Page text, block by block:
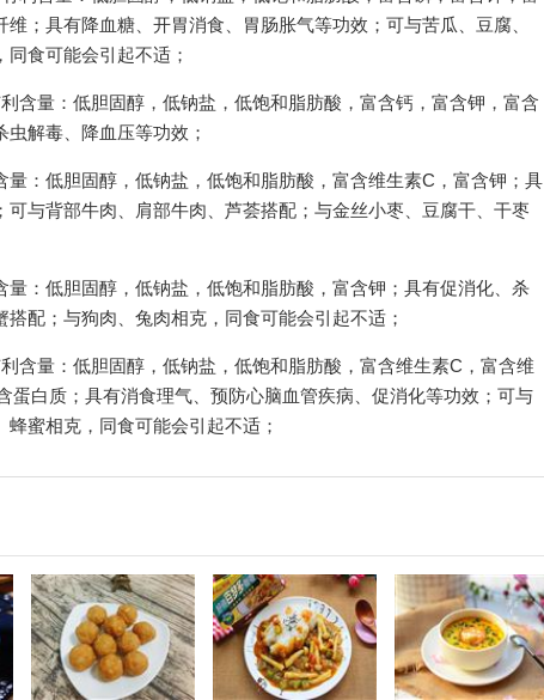
；具有降血糖、开胃消食、胃肠胀气等功效；可与苦瓜、豆腐、
食可能会引起不适；
含量：低胆固醇，低钠盐，低饱和脂肪酸，富含钙，富含钾，富含
解毒、降血压等功效；
量：低胆固醇，低钠盐，低饱和脂肪酸，富含维生素C，富含钾；具
与背部牛肉、肩部牛肉、芦荟搭配；与金丝小枣、豆腐干、干枣
量：低胆固醇，低钠盐，低饱和脂肪酸，富含钾；具有促消化、杀
配；与狗肉、兔肉相克，同食可能会引起不适；
含量：低胆固醇，低钠盐，低饱和脂肪酸，富含维生素C，富含维
蛋白质；具有消食理气、预防心脑血管疾病、促消化等功效；可与
蜜相克，同食可能会引起不适；